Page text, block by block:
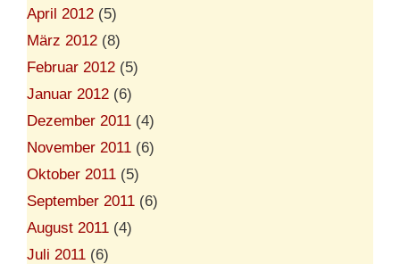
April 2012 (5)
März 2012 (8)
Februar 2012 (5)
Januar 2012 (6)
Dezember 2011 (4)
November 2011 (6)
Oktober 2011 (5)
September 2011 (6)
August 2011 (4)
Juli 2011 (6)